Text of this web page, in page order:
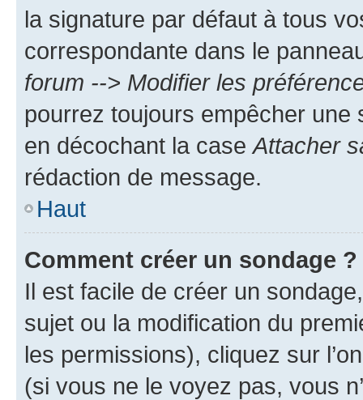
la signature par défaut à tous
correspondante dans le
forum --> Modifier les
pourrez toujours empêcher une
en décochant la case Attacher
rédaction de message.
Haut
Comment créer un sondage ?
Il est facile de créer un
sujet ou la modification du
les permissions), cliquez sur
(si vous ne le voyez pas, vous